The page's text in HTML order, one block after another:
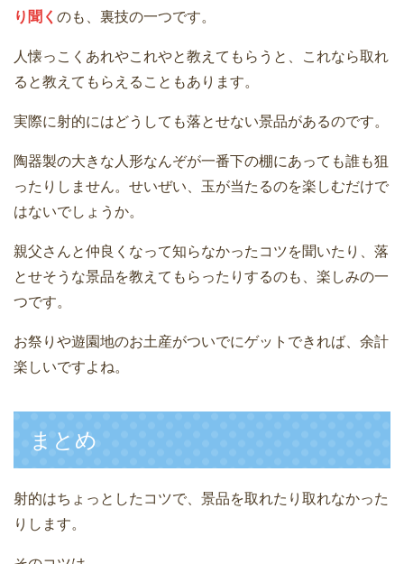
り聞く のも、裏技の一つです。
人懐っこくあれやこれやと教えてもらうと、これなら取れ
ると教えてもらえることもあります。
実際に射的にはどうしても落とせない景品があるのです。
陶器製の大きな人形なんぞが一番下の棚にあっても誰も狙
ったりしません。せいぜい、玉が当たるのを楽しむだけで
はないでしょうか。
親父さんと仲良くなって知らなかったコツを聞いたり、落
とせそうな景品を教えてもらったりするのも、楽しみの一
つです。
お祭りや遊園地のお土産がついでにゲットできれば、余計
楽しいですよね。
まとめ
射的はちょっとしたコツで、景品を取れたり取れなかった
りします。